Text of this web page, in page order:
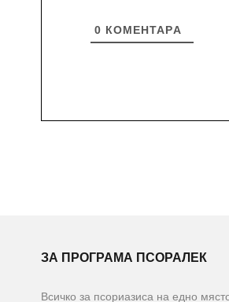
0 КОМЕНТАРA
ЗА ПРОГРАМА ПСОРАЛЕК
Всичко за псориазиса на едно